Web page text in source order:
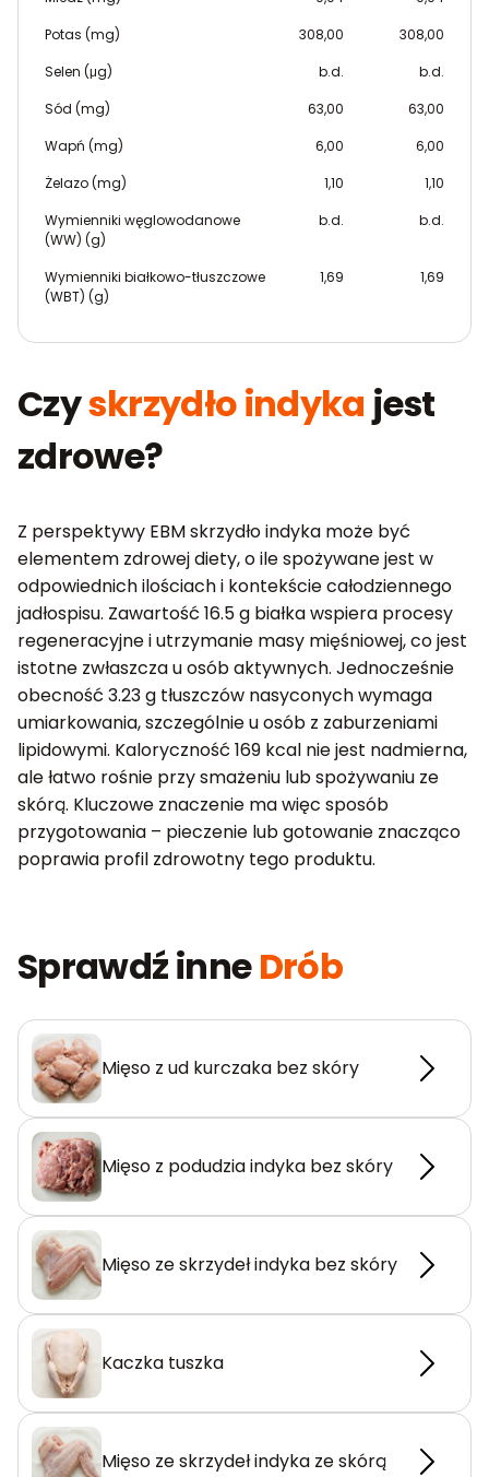
Potas (mg)
308,00
308,00
Selen (μg)
b.d.
b.d.
Sód (mg)
63,00
63,00
Wapń (mg)
6,00
6,00
Żelazo (mg)
1,10
1,10
Wymienniki węglowodanowe
(WW) (g)
b.d. b.d.
Wymienniki białkowo-tłuszczowe
(WBT) (g)
1,69 1,69
Czyskrzydło indyka jest
zdrowe?
Z perspektywy EBM skrzydło indyka może być
elementem zdrowej diety, o ile spożywane jest w
odpowiednich ilościach i kontekście całodziennego
jadłospisu. Zawartość 16.5 g białka wspiera procesy
regeneracyjne i utrzymanie masy mięśniowej, co jest
istotne zwłaszcza u osób aktywnych. Jednocześnie
obecność 3.23 g tłuszczów nasyconych wymaga
umiarkowania, szczególnie u osób z zaburzeniami
lipidowymi. Kaloryczność 169 kcal nie jest nadmierna,
ale łatwo rośnie przy smażeniu lub spożywaniu ze
skórą. Kluczowe znaczenie ma więc sposób
przygotowania – pieczenie lub gotowanie znacząco
poprawia profil zdrowotny tego produktu.
Sprawdź inneDrób
Mięso z ud kurczaka bez skóry
Mięso z podudzia indyka bez skóry
Mięso ze skrzydeł indyka bez skóry
Kaczka tuszka
Mięso ze skrzydeł indyka ze skórą